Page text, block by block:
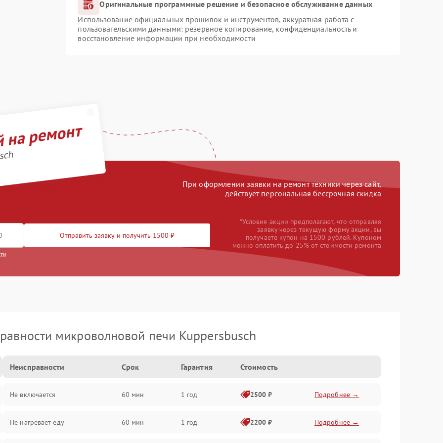
Оригинальные программные решение и безопасное обслуживание данных
Использование официальных прошивок и инструментов, аккуратная работа с
пользовательскими данными: резервное копирование, конфиденциальность и
восстановление информации при необходимости
ремонт
При оформлении заявки на ремонт техники через сайт,
действует персональная бессрочная скидка
Отправить заявку и получить 1500 ₽
*Условия акции предполагают, что отправляя
заявку через текущую форму акции, вы
получаете купон на 1500 рублей. Купоном
можно оплатить до 25% от стоимости ремонта
микроволновой печи Kuppersbusch
Неисправности Срок Гарантия Стоимость
Не включается 60 мин 1 год 2500 ₽ Подробнее →
Не нагревает еду 60 мин 1 год 2200 ₽ Подробнее →